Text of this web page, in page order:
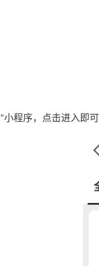
”小程序，点击进入即